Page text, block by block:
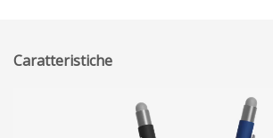
Caratteristiche